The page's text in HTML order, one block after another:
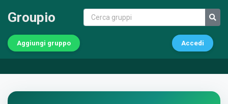
Groupio
Aggiungi gruppo Accedi